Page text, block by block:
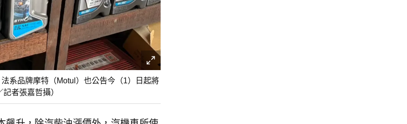
系品牌摩特（Motul）也公告今（1）日起將
者張嘉哲攝）